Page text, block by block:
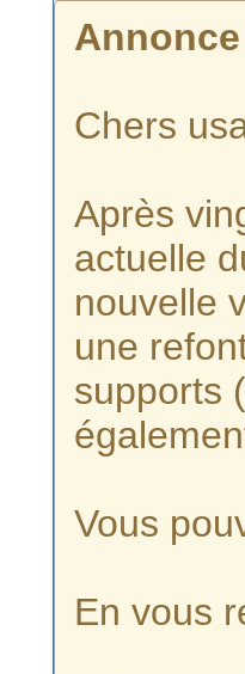
Annonce
Chers
Après
actuelle
nouvelle
une
supports
Vous
En vous